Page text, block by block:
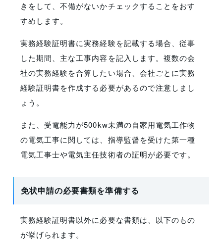
きをして、不備がないかチェックすることをおす
すめします。
実務経験証明書に実務経験を記載する場合、従事
した期間、主な工事内容を記入します。複数の会
社の実務経験を合算したい場合、会社ごとに実務
経験証明書を作成する必要があるので注意しまし
ょう。
また、受電能力が500kw未満の自家用電気工作物
の電気工事に関しては、指導監督を受けた第一種
電気工事士や電気主任技術者の証明が必要です。
免状申請の必要書類を準備する
実務経験証明書以外に必要な書類は、以下のもの
が挙げられます。